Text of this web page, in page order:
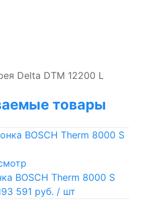
Delta DTM 12200 L
товары
BOSCH Therm 8000 S
591 руб. / шт